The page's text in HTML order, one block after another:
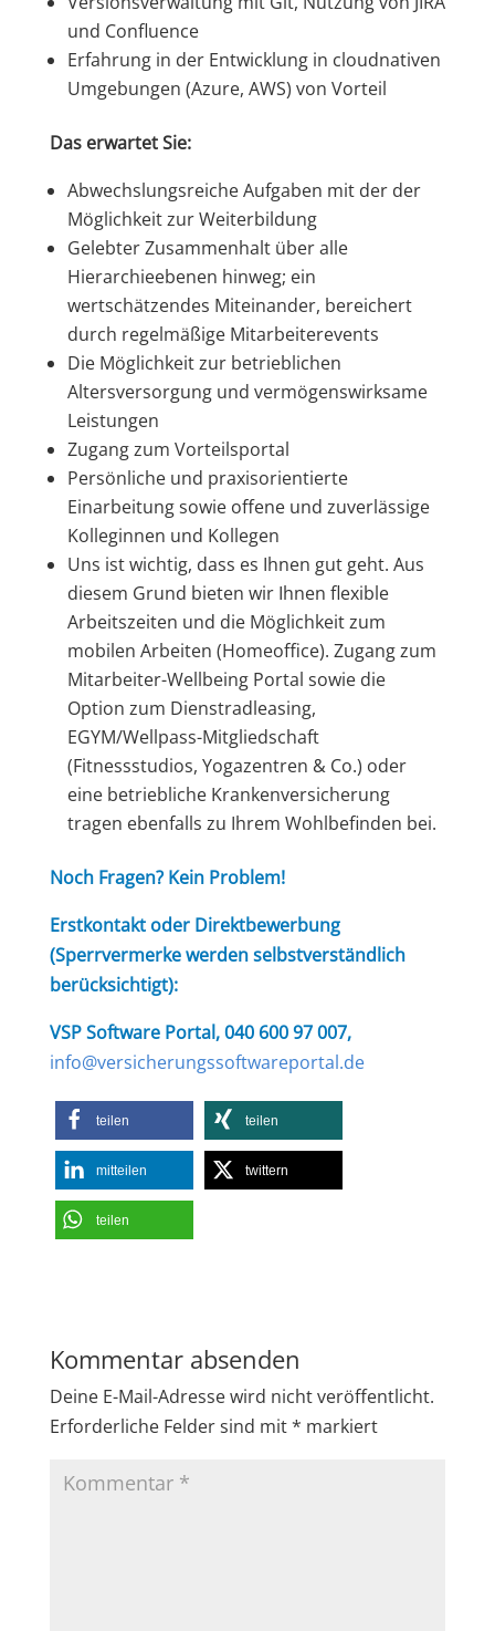
und Confluence
Erfahrung in der Entwicklung in cloudnativen
Umgebungen (Azure, AWS) von Vorteil
Das erwartet Sie:
Abwechslungsreiche Aufgaben mit der der
Möglichkeit zur Weiterbildung
Gelebter Zusammenhalt über alle
Hierarchieebenen hinweg; ein
wertschätzendes Miteinander, bereichert
durch regelmäßige Mitarbeiterevents
Die Möglichkeit zur betrieblichen
Altersversorgung und vermögenswirksame
Leistungen
Zugang zum Vorteilsportal
Persönliche und praxisorientierte
Einarbeitung sowie offene und zuverlässige
Kolleginnen und Kollegen
Uns ist wichtig, dass es Ihnen gut geht. Aus
diesem Grund bieten wir Ihnen flexible
Arbeitszeiten und die Möglichkeit zum
mobilen Arbeiten (Homeoffice). Zugang zum
Mitarbeiter-Wellbeing Portal sowie die
Option zum Dienstradleasing,
EGYM/Wellpass-Mitgliedschaft
(Fitnessstudios, Yogazentren & Co.) oder
eine betriebliche Krankenversicherung
tragen ebenfalls zu Ihrem Wohlbefinden bei.
Noch Fragen? Kein Problem!
Erstkontakt oder Direktbewerbung
(Sperrvermerke werden selbstverständlich
berücksichtigt):
VSP Software Portal, 040 600 97 007,
info@versicherungssoftwareportal.de
teilen teilen
mitteilen twittern
teilen
Kommentar absenden
Deine E-Mail-Adresse wird nicht veröffentlicht.
Erforderliche Felder sind mit* markiert